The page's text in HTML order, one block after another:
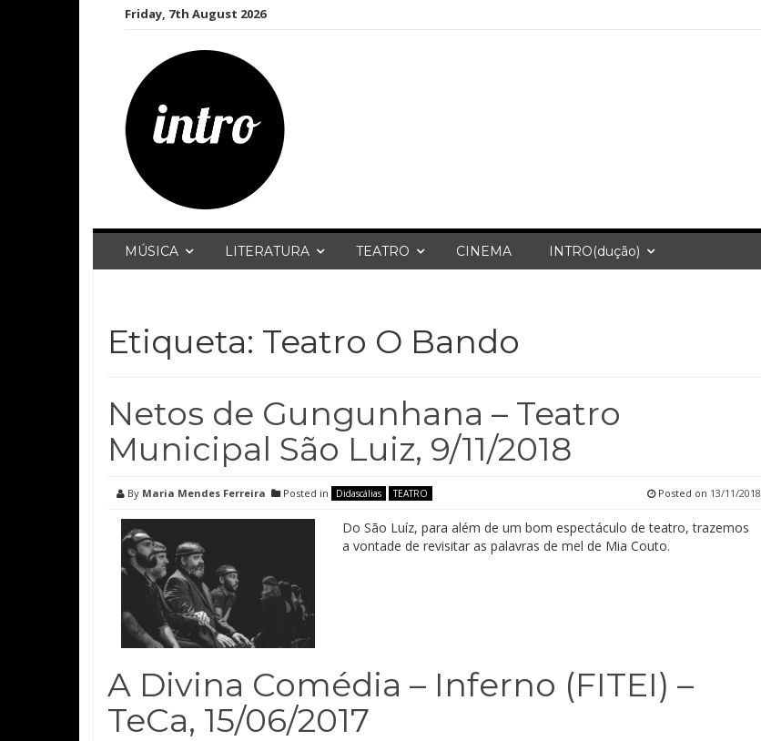
Friday, 7th August 2026
MÚSICA LITERATURA TEATRO CINEMA INTRO(dução)
Etiqueta: Teatro O Bando
Netos de Gungunhana – Teatro
Municipal São Luiz, 9/11/2018
By Maria Mendes Ferreira Posted in Didascálias TEATRO Posted on 13/11/2018
Do São Luíz, para além de um bom espectáculo de teatro, trazemos
a vontade de revisitar as palavras de mel de Mia Couto.
A Divina Comédia – Inferno (FITEI) –
TeCa, 15/06/2017